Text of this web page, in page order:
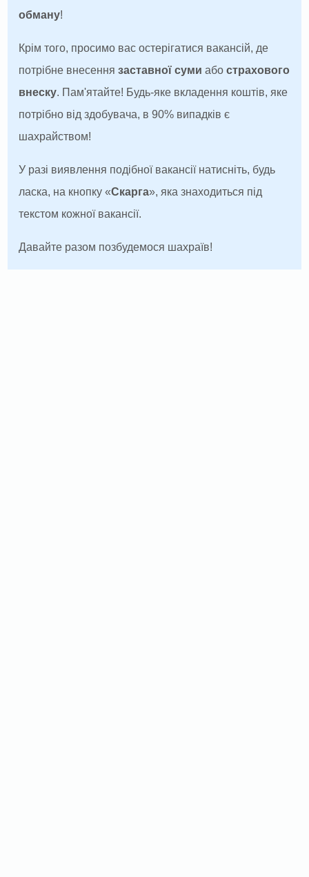
обману!
Крім того, просимо вас остерігатися вакансій, де
потрібне внесеннязаставної суми абострахового
внеску. Пам'ятайте! Будь-яке вкладення коштів, яке
потрібно від здобувача, в 90% випадків є
шахрайством!
У разі виявлення подібної вакансії натисніть, будь
ласка, на кнопку «Скарга», яка знаходиться під
текстом кожної вакансії.
Давайте разом позбудемося шахраїв!